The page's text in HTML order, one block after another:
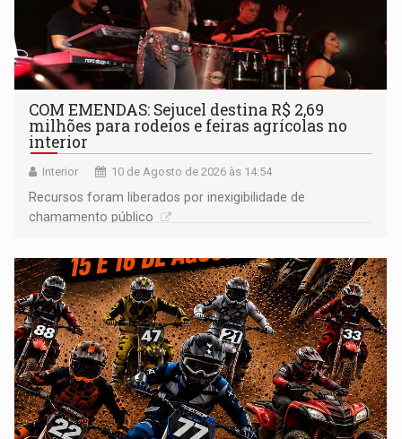
COM EMENDAS: Sejucel destina R$ 2,69
milhões para rodeios e feiras agrícolas no
interior
Interior 10 de Agosto de 2026 às 14:54
Recursos foram liberados por inexigibilidade de
chamamento público